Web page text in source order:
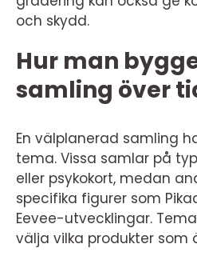
och skydd.
Hur man
samling över
En välplanerad samling
tema. Vissa samlar på
eller psykokort, medan
specifika figurer som
Eevee-utvecklingar.
välja vilka produkter som